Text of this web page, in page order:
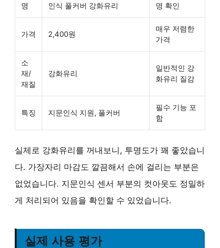
명
인식 풀커버 강화유리
명 확인
가격 2,400원
매우 저렴한
가격
소
재/
재질
강화유리
일반적인 강
화유리 질감
특징 지문인식 지원, 풀커버
필수 기능 포
함
실제로 강화유리를 꺼내보니, 투명도가 꽤 좋았습니
다. 가장자리 마감도 깔끔해서 손에 걸리는 부분은
없었습니다. 지문인식 센서 부분의 컷아웃도 정밀하
게 처리되어 있음을 확인할 수 있었습니다.
실제 사용 평가